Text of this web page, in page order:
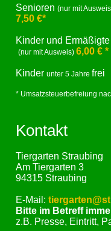
Senioren(nur mit
7,50 €*
Kinder und Ermäßigte
(nur mit Ausweis)6,00 € *
Kinderunter 5 Jahrefrei
* Umsatzsteuerbefreiung
Kontakt
Tiergarten Straubing
Am Tiergarten 3
94315 Straubing
E-Mail:
Bitte im Betreff
z.B. Presse, Eintritt,